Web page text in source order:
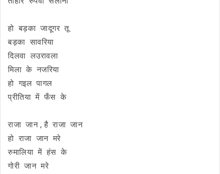
हो बड़का जादूगर तू
बड़का सावरिया
दिलवा लउरावला
मिला के नजरिया
हो गइल पागल
प्रीतिया में फँस के
राजा जान , है राजा जान
हो राजा जान मरे
रुमालिया में हंस के
गोरी जान मरे